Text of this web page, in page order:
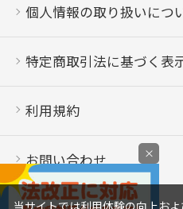
個人情報の取り扱いにつ
特定商取引法に基づく表
利用規約
お問い合わせ ×